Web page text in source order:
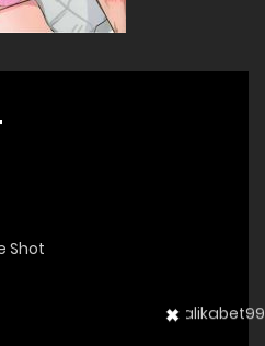
Shot